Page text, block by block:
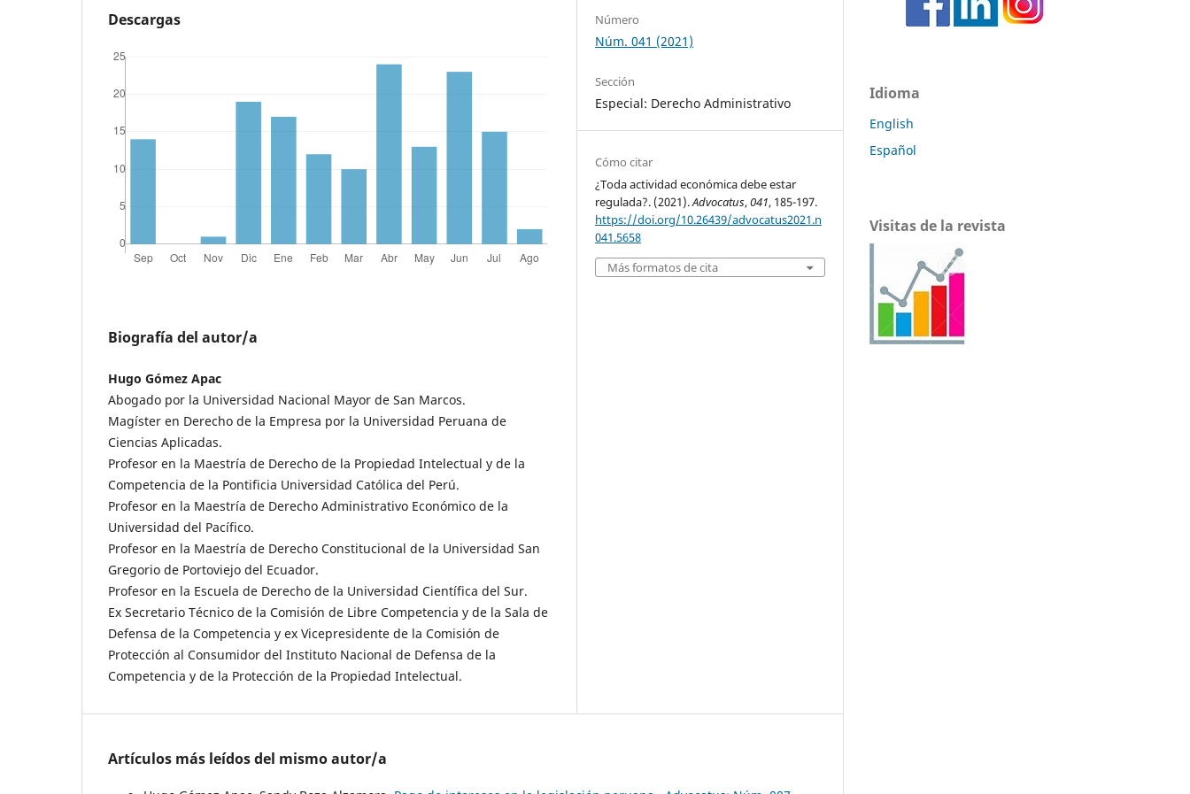
Descargas
Biografía del autor/a
Hugo Gómez Apac
Abogado por la Universidad Nacional Mayor de San Marcos.
Magíster en Derecho de la Empresa por la Universidad Peruana de
Ciencias Aplicadas.
Profesor en la Maestría de Derecho de la Propiedad Intelectual y de la
Competencia de la Pontificia Universidad Católica del Perú.
Profesor en la Maestría de Derecho Administrativo Económico de la
Universidad del Pacífico.
Profesor en la Maestría de Derecho Constitucional de la Universidad San
Gregorio de Portoviejo del Ecuador.
Profesor en la Escuela de Derecho de la Universidad Científica del Sur.
Ex Secretario Técnico de la Comisión de Libre Competencia y de la Sala de
Defensa de la Competencia y ex Vicepresidente de la Comisión de
Protección al Consumidor del Instituto Nacional de Defensa de la
Competencia y de la Protección de la Propiedad Intelectual.
Número
Núm. 041 (2021)
Sección
Especial: Derecho Administrativo
Cómo citar
¿Toda actividad económica debe estar
regulada?. (2021).Advocatus,041, 185-197.
https://doi.org/10.26439/advocatus2021.n
041.5658
Más formatos de cita
Artículos más leídos del mismo autor/a
Idioma
English
Español
Visitas de la revista